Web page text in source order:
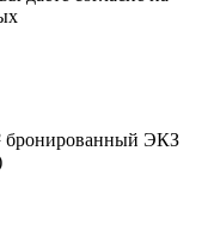
бронированный ЭКЗ